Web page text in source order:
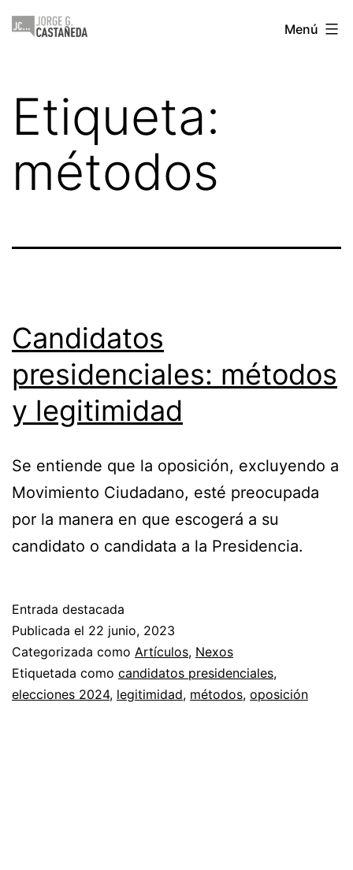
Saltar
Jorge
Menú
Etiqueta:
métodos
Candidatos
presidenciales: métodos
y legitimidad
Se entiende que la oposición, excluyendo a
Movimiento Ciudadano, esté preocupada
por la manera en que escogerá a su
candidato o candidata a la Presidencia.
Entrada destacada
Publicada el 22 junio, 2023
Categorizada como Artículos, Nexos
Etiquetada como candidatos presidenciales,
elecciones 2024, legitimidad, métodos, oposición